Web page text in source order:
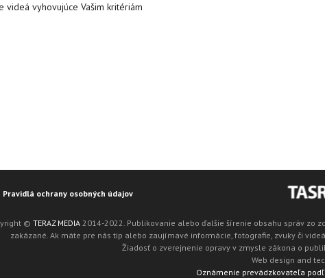
videá vyhovujúce Vašim kritériám
Pravidlá ochrany osobných údajov
© TERAZ MEDIA 2014-2022. Publikovanie alebo ďalšie šírenie obsahu správ zo
zakázané. Ak máte pre nás tip alebo zaujímavé informácie, fotografie, zvuky či
Žiadosť o zverejnenie opravy v zmysle zákona o
Web design and
Oznámenie prevádzkovateľa